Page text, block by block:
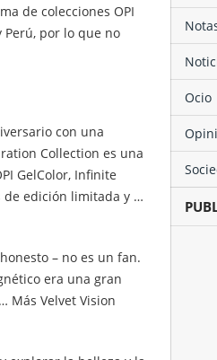
de colecciones OPI
Perú, por lo que no
con una
Collection es una
GelColor, Infinite
de edición limitada y …
– no es un fan.
era una gran
Más Velvet Vision
Ocio